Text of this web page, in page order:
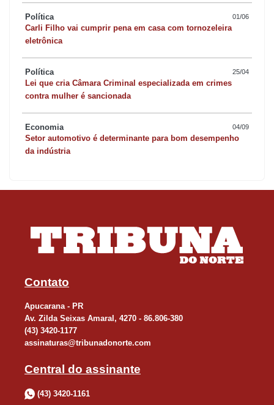
Política 01/06
Carli Filho vai cumprir pena em casa com tornozeleira
eletrônica
Política 25/04
Lei que cria Câmara Criminal especializada em crimes
contra mulher é sancionada
Economia 04/09
Setor automotivo é determinante para bom desempenho
da indústria
Contato
Apucarana - PR
Av. Zilda Seixas Amaral, 4270 - 86.806-380
(43) 3420-1177
assinaturas@tribunadonorte.com
Central do assinante
(43) 3420-1161